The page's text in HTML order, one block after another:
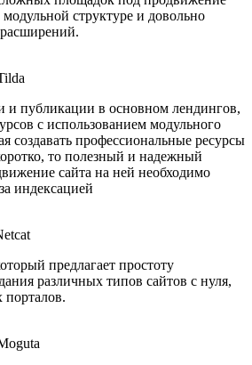
модульной структуре и довольно
и публикации в основном лендингов,
с использованием модульного
создавать профессиональные ресурсы
то полезный и надежный
сайта на ней необходимо
индексацией
предлагает простоту
различных типов сайтов с нуля,
порталов.